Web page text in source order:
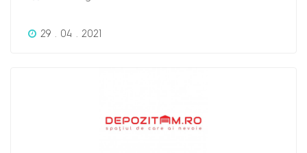
29 . 04 . 2021